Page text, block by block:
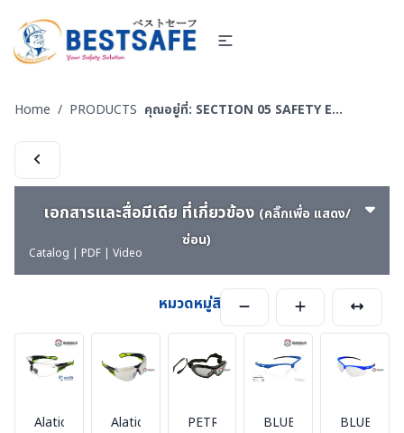
Home / PRODUCTS คุณอยู่ที่: SECTION 05 SAFETY EYEWEAR - แว่นตานิรภัย และอุปกรณ์ทำความสะอาดเลนส์
เอกสารและสื่อมีเดีย ที่เกี่ยวข้อง (คลิ๊กเพื่อ แสดง/
ซ่อน)
Catalog | PDF | Video
หมวดหมู่สินค้า
Alatic-
Alatic-
PETROFLEX
BLUE
BLUE